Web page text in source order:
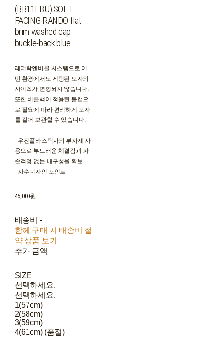
(BB11FBU) SOFT
FACING RANDO flat
brim washed cap
buckle-back blue
레더락엔버클 시스템으로 어
떤 환경에서도 세팅된 모자의
사이즈가 변형되지 않습니다.
또한 버클백이 적용된 볼캡으
로 필요에 따라 편리하게 모자
를 걸어 보관할 수 있습니다.
- 우진플라스틱사의 부자재 사
용으로 부드러운 체결감과 파
손걱정 없는 내구성을 확보
- 자수디자인 포인트
45,000원
배송비 -
함께 구매 시 배송비 절
약 상품 보기
추가 금액
SIZE
선택하세요.
선택하세요.
1(57cm)
2(58cm)
3(59cm)
4(61cm) (품절)